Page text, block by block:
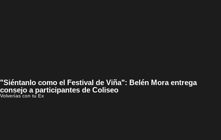
"Siéntanlo como el Festival de Viña": Belén Mora entrega
consejo a participantes de Coliseo
Volverías con tu Ex